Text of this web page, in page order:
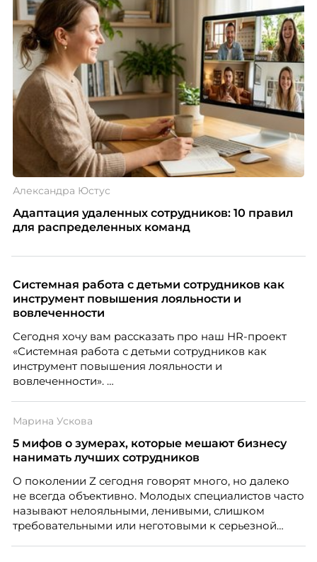
Александра Юстус
Адаптация удаленных сотрудников: 10 правил
для распределенных команд
Системная работа с детьми сотрудников как
инструмент повышения лояльности и
вовлеченности
Сегодня хочу вам рассказать про наш HR-проект
«Системная работа с детьми сотрудников как
инструмент повышения лояльности и
вовлеченности».
Марина Ускова
5 мифов о зумерах, которые мешают бизнесу
нанимать лучших сотрудников
О поколении Z сегодня говорят много, но далеко
не всегда объективно. Молодых специалистов часто
называют нелояльными, ленивыми, слишком
требовательными или неготовыми к серьезной